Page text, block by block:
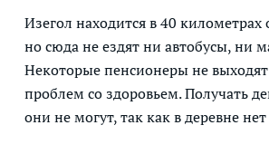
Изегол находится в 40 километрах
но сюда не ездят ни автобусы, ни
Некоторые пенсионеры не
проблем со здоровьем. Получать
они не могут, так как в деревне